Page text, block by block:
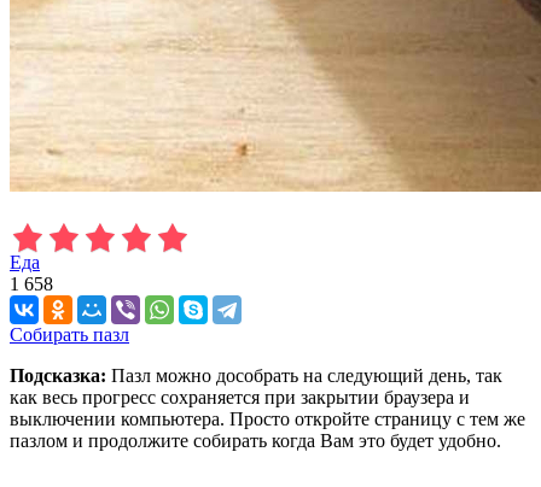
Еда
1 658
Собирать пазл
Подсказка: Пазл можно дособрать на следующий день, так
как весь прогресс сохраняется при закрытии браузера и
выключении компьютера. Просто откройте страницу с тем же
пазлом и продолжите собирать когда Вам это будет удобно.